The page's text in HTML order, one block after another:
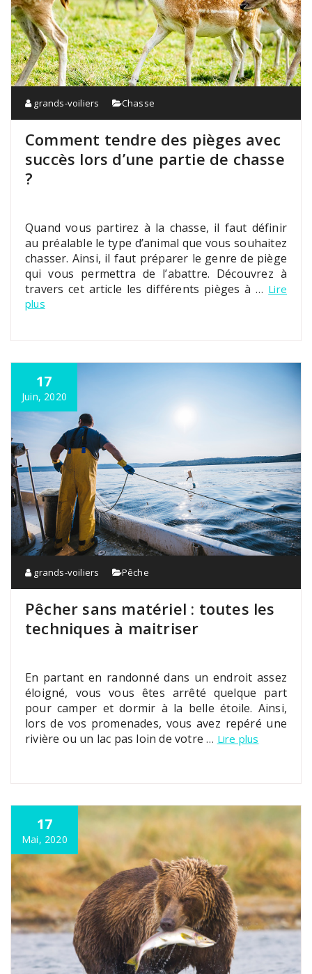
grands-voiliers Chasse
Comment tendre des pièges avec
succès lors d’une partie de chasse
?
Quand vous partirez à la chasse, il faut définir
au préalable le type d’animal que vous souhaitez
chasser. Ainsi, il faut préparer le genre de piège
qui vous permettra de l’abattre. Découvrez à
travers cet article les différents pièges à… Lire
plus
17
Juin, 2020
grands-voiliers Pêche
Pêcher sans matériel : toutes les
techniques à maitriser
En partant en randonné dans un endroit assez
éloigné, vous vous êtes arrêté quelque part
pour camper et dormir à la belle étoile. Ainsi,
lors de vos promenades, vous avez repéré une
rivière ou un lac pas loin de votre… Lire plus
17
Mai, 2020